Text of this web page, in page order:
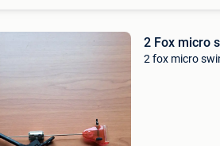
2 Fox micro
2 fox micro